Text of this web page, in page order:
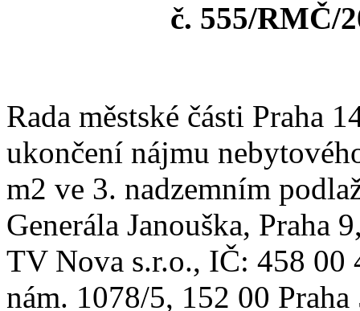
č. 555/RMČ/
Rada městské části Praha
ukončení nájmu
m2 ve 3. nadzemním
Generála Janouška, Praha
TV Nova s.r.o., IČ: 458 00
nám. 1078/5, 152 00 Praha